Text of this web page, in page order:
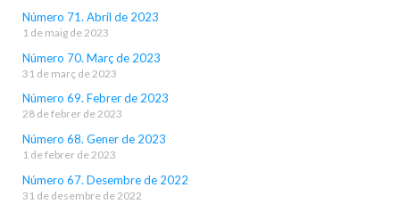
Número 71. Abril de 2023
1 de maig de 2023
Número 70. Març de 2023
31 de març de 2023
Número 69. Febrer de 2023
28 de febrer de 2023
Número 68. Gener de 2023
1 de febrer de 2023
Número 67. Desembre de 2022
31 de desembre de 2022